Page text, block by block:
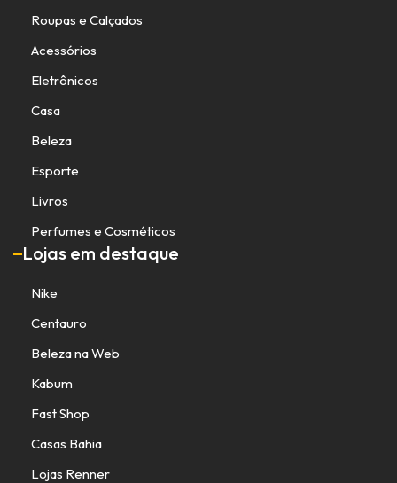
Roupas e Calçados
Acessórios
Eletrônicos
Casa
Beleza
Esporte
Livros
Perfumes e Cosméticos
Lojas em destaque
Nike
Centauro
Beleza na Web
Kabum
Fast Shop
Casas Bahia
Lojas Renner